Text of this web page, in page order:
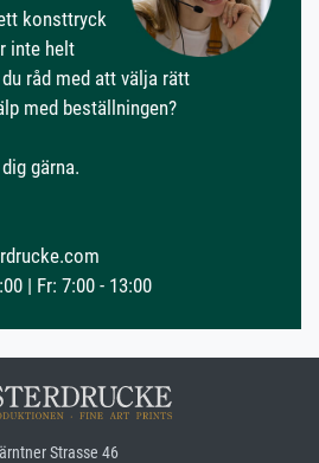
konsttryck
inte helt
råd med att välja rätt
med beställningen?
gärna.
| Fr: 7:00 - 13:00
Strasse 46